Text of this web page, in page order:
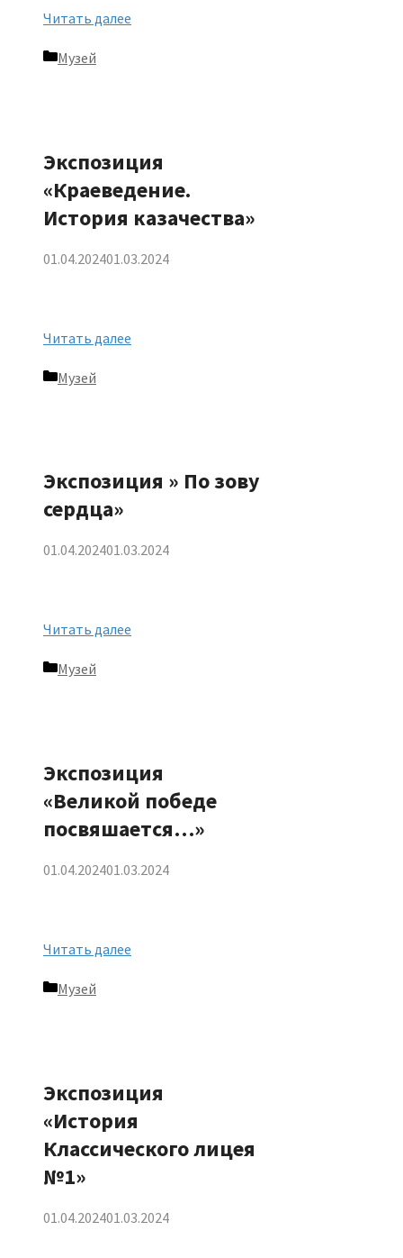
Читать далее
Рубрики
Музей
Экспозиция
«Краеведение.
История казачества»
01.04.202401.03.2024
Читать далее
Рубрики
Музей
Экспозиция » По зову
сердца»
01.04.202401.03.2024
Читать далее
Рубрики
Музей
Экспозиция
«Великой победе
посвяшается…»
01.04.202401.03.2024
Читать далее
Рубрики
Музей
Экспозиция
«История
Классического лицея
№1»
01.04.202401.03.2024